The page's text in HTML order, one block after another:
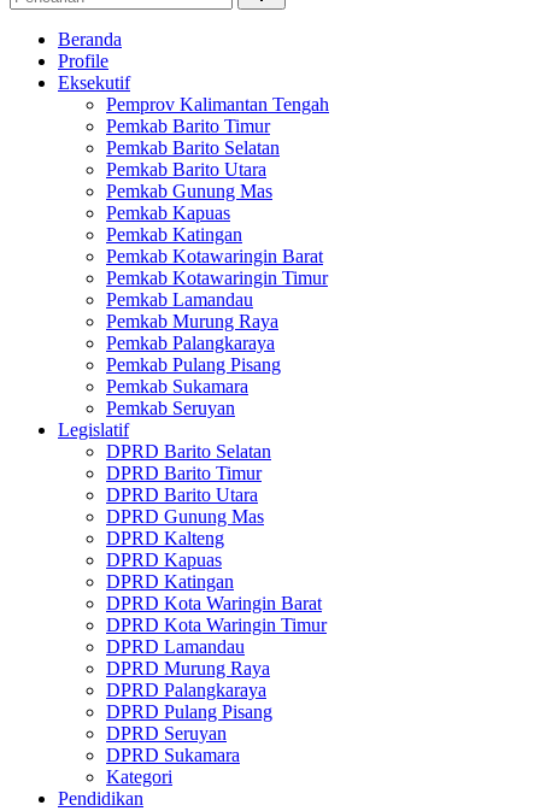
Beranda
Profile
Eksekutif
Pemprov Kalimantan Tengah
Pemkab Barito Timur
Pemkab Barito Selatan
Pemkab Barito Utara
Pemkab Gunung Mas
Pemkab Kapuas
Pemkab Katingan
Pemkab Kotawaringin Barat
Pemkab Kotawaringin Timur
Pemkab Lamandau
Pemkab Murung Raya
Pemkab Palangkaraya
Pemkab Pulang Pisang
Pemkab Sukamara
Pemkab Seruyan
Legislatif
DPRD Barito Selatan
DPRD Barito Timur
DPRD Barito Utara
DPRD Gunung Mas
DPRD Kalteng
DPRD Kapuas
DPRD Katingan
DPRD Kota Waringin Barat
DPRD Kota Waringin Timur
DPRD Lamandau
DPRD Murung Raya
DPRD Palangkaraya
DPRD Pulang Pisang
DPRD Seruyan
DPRD Sukamara
Kategori
Pendidikan